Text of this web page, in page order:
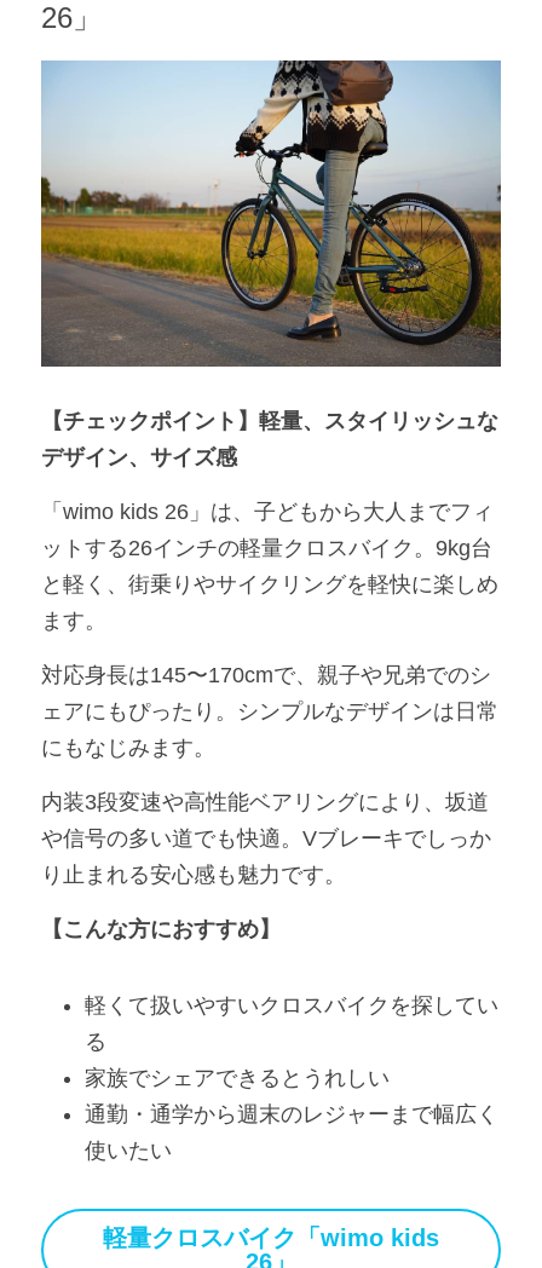
26」
【チェックポイント】軽量、スタイリッシュな
デザイン、サイズ感
「wimo kids 26」は、子どもから大人までフィ
ットする26インチの軽量クロスバイク。9kg台
と軽く、街乗りやサイクリングを軽快に楽しめ
ます。
対応身長は145〜170cmで、親子や兄弟でのシ
ェアにもぴったり。シンプルなデザインは日常
にもなじみます。
内装3段変速や高性能ベアリングにより、坂道
や信号の多い道でも快適。Vブレーキでしっか
り止まれる安心感も魅力です。
【こんな方におすすめ】
軽くて扱いやすいクロスバイクを探してい
る
家族でシェアできるとうれしい
通勤・通学から週末のレジャーまで幅広く
使いたい
軽量クロスバイク「wimo kids
26」